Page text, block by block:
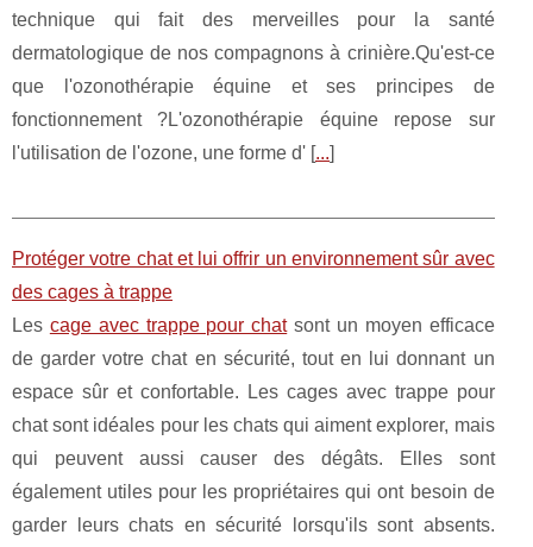
technique qui fait des merveilles pour la santé
dermatologique de nos compagnons à crinière.Qu'est-ce
que l'ozonothérapie équine et ses principes de
fonctionnement ?L'ozonothérapie équine repose sur
l'utilisation de l'ozone, une forme d' [...]
Protéger votre chat et lui offrir un environnement sûr avec
des cages à trappe
Les cage avec trappe pour chatsont un moyen efficace
de garder votre chat en sécurité, tout en lui donnant un
espace sûr et confortable. Les cages avec trappe pour
chat sont idéales pour les chats qui aiment explorer, mais
qui peuvent aussi causer des dégâts. Elles sont
également utiles pour les propriétaires qui ont besoin de
garder leurs chats en sécurité lorsqu'ils sont absents.